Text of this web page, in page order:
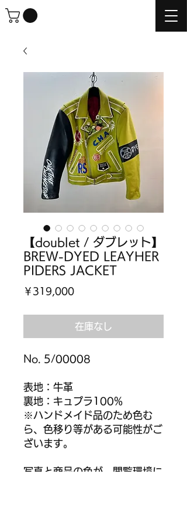
【doublet / ダブレット】
BREW-DYED LEAYHER
PIDERS JACKET
￥319,000価
在庫なし
No. 5/00008
表地：牛革
裏地：キュプラ100%
※ハンドメイド品のため色む
ら、色移り等がある可能性がご
ざいます。
写真と商品の色が、閲覧環境に